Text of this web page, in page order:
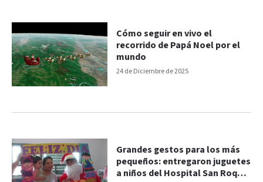
24 de Diciembre de 2025
Cómo seguir en vivo el
recorrido de Papá Noel por el
mundo
Grandes gestos para los más
pequeños: entregaron juguetes
a niños del Hospital San Roque